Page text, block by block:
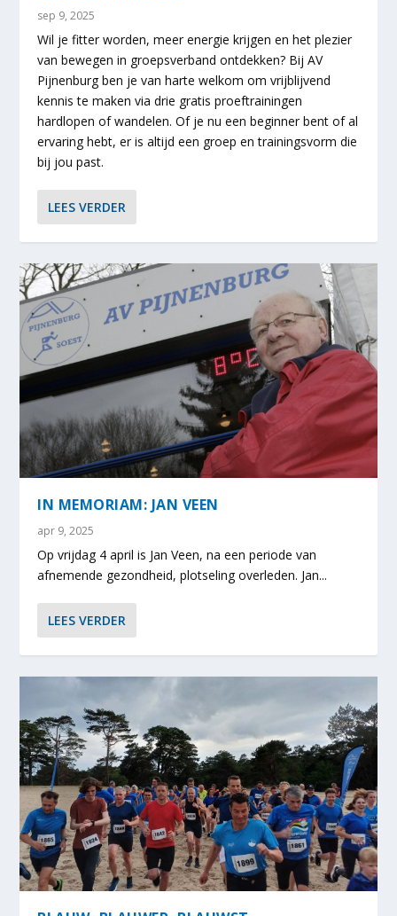
sep 9, 2025
Wil je fitter worden, meer energie krijgen en het plezier
van bewegen in groepsverband ontdekken? Bij AV
Pijnenburg ben je van harte welkom om vrijblijvend
kennis te maken via drie gratis proeftrainingen
hardlopen of wandelen. Of je nu een beginner bent of al
ervaring hebt, er is altijd een groep en trainingsvorm die
bij jou past.
LEES VERDER
IN MEMORIAM: JAN VEEN
apr 9, 2025
Op vrijdag 4 april is Jan Veen, na een periode van
afnemende gezondheid, plotseling overleden. Jan...
LEES VERDER